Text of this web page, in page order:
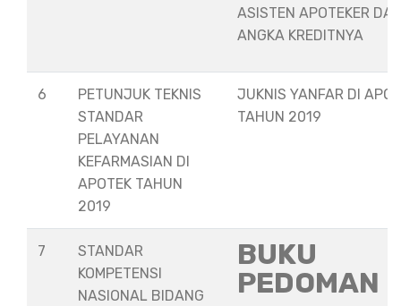
ASISTEN APOTEKER
ANGKA KREDITNYA
6
PETUNJUK TEKNIS
STANDAR
PELAYANAN
KEFARMASIAN DI
APOTEK TAHUN
2019
JUKNIS YANFAR DI
TAHUN 2019
7
STANDAR
KOMPETENSI
NASIONAL BIDANG
BUKU
PEDOMAN